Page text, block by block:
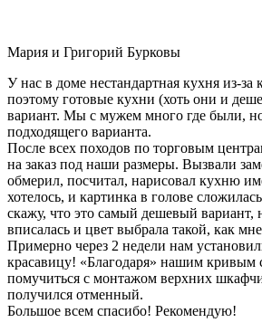
Мария и Григорий Бурковы
У нас в доме нестандартная кухня из-за
поэтому готовые кухни (хоть они и
вариант. Мы с мужем много где были,
подходящего варианта.
После всех походов по торговым
на заказ под наши размеры. Вызвали
обмерил, посчитал, нарисовал кухню
хотелось, и картинка в голове
скажу, что это самый дешевый вариант,
вписалась и цвет выбрала такой, как
Примерно через 2 недели нам
красавицу! «Благодаря» нашим кривым
помучиться с монтажом верхних
получился отменный.
Большое всем спасибо! Рекомендую!